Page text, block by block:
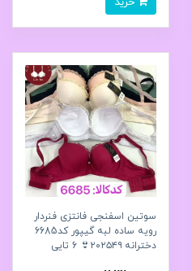
سوتین اسفنجی فانتزی فنردار
رویه ساده لبه گیپور کد6685
دخترانه ۲۰۲۵۴۹👙 6 تایی